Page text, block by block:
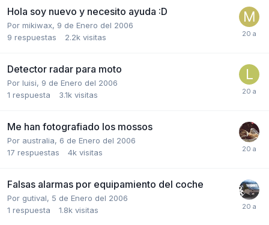
Hola soy nuevo y necesito ayuda :D
Por mikiwax, 9 de Enero del 2006
9 respuestas 2.2k visitas
Detector radar para moto
Por luisi, 9 de Enero del 2006
1 respuesta 3.1k visitas
Me han fotografiado los mossos
Por australia, 6 de Enero del 2006
17 respuestas 4k visitas
Falsas alarmas por equipamiento del coche
Por gutival, 5 de Enero del 2006
1 respuesta 1.8k visitas